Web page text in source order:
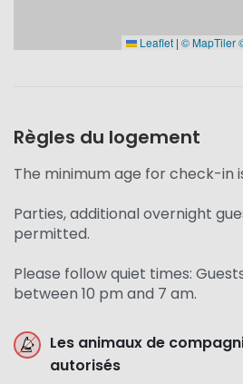
Leaflet | © MapTiler
Règles du logement
The minimum age for check-in
Parties, additional overnight
permitted.
Please follow quiet times:
between 10 pm and 7 am.
Les animaux de
autorisés